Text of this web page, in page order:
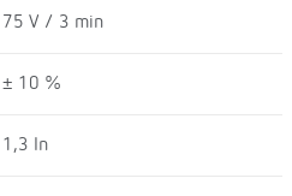
75 V / 3 min
± 10 %
1,3 In